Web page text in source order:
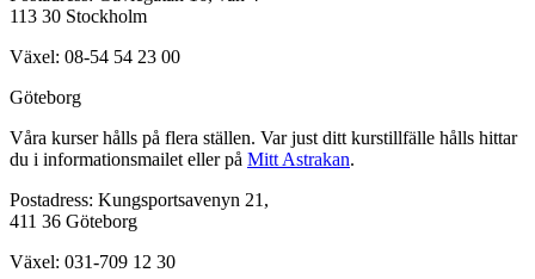
113 30 Stockholm
Växel: 08-54 54 23 00
Göteborg
Våra kurser hålls på flera ställen. Var just ditt kurstillfälle hålls hittar
du i informationsmailet eller på Mitt Astrakan.
Postadress: Kungsportsavenyn 21,
411 36 Göteborg
Växel: 031-709 12 30